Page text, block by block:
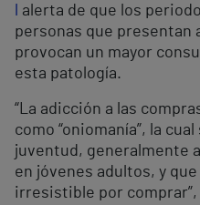
alerta de que los
personas que presentan
provocan un mayor
esta patología.
“La adicción a las
como “oniomanía”, la
juventud, generalmente
en jóvenes adultos, y
irresistible por